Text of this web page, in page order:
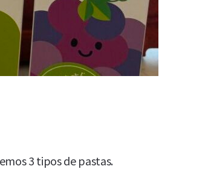
3 tipos de pastas.